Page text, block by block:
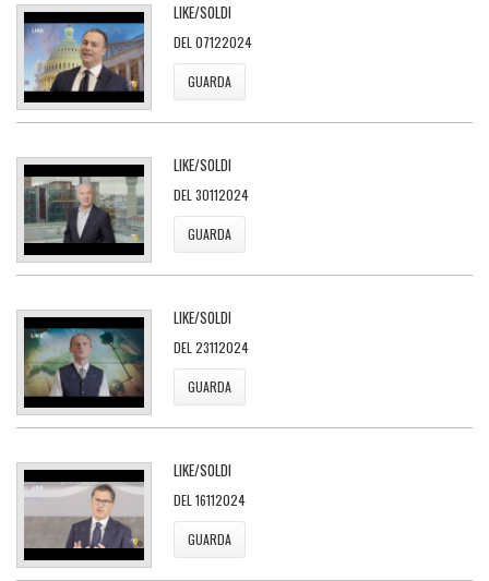
LIKE/SOLDI
DEL 07122024
GUARDA
LIKE/SOLDI
DEL 30112024
GUARDA
LIKE/SOLDI
DEL 23112024
GUARDA
LIKE/SOLDI
DEL 16112024
GUARDA